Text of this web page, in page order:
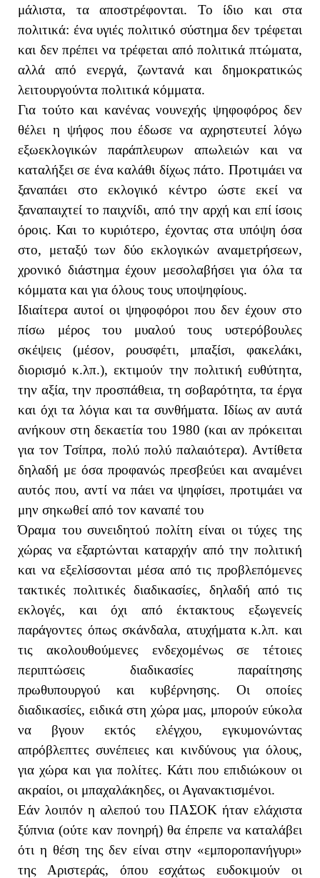
μάλιστα, τα αποστρέφονται. Το ίδιο και στα
πολιτικά: ένα υγιές πολιτικό σύστημα δεν τρέφεται
και δεν πρέπει να τρέφεται από πολιτικά πτώματα,
αλλά από ενεργά, ζωντανά και δημοκρατικώς
λειτουργούντα πολιτικά κόμματα.
Για τούτο και κανένας νουνεχής ψηφοφόρος δεν
θέλει η ψήφος που έδωσε να αχρηστευτεί λόγω
εξωεκλογικών παράπλευρων απωλειών και να
καταλήξει σε ένα καλάθι δίχως πάτο. Προτιμάει να
ξαναπάει στο εκλογικό κέντρο ώστε εκεί να
ξαναπαιχτεί το παιχνίδι, από την αρχή και επί ίσοις
όροις. Και το κυριότερο, έχοντας στα υπόψη όσα
στο, μεταξύ των δύο εκλογικών αναμετρήσεων,
χρονικό διάστημα έχουν μεσολαβήσει για όλα τα
κόμματα και για όλους τους υποψηφίους.
Ιδιαίτερα αυτοί οι ψηφοφόροι που δεν έχουν στο
πίσω μέρος του μυαλού τους υστερόβουλες
σκέψεις (μέσον, ρουσφέτι, μπαξίσι, φακελάκι,
διορισμό κ.λπ.), εκτιμούν την πολιτική ευθύτητα,
την αξία, την προσπάθεια, τη σοβαρότητα, τα έργα
και όχι τα λόγια και τα συνθήματα. Ιδίως αν αυτά
ανήκουν στη δεκαετία του 1980 (και αν πρόκειται
για τον Τσίπρα, πολύ πολύ παλαιότερα). Αντίθετα
δηλαδή με όσα προφανώς πρεσβεύει και αναμένει
αυτός που, αντί να πάει να ψηφίσει, προτιμάει να
μην σηκωθεί από τον καναπέ του
Όραμα του συνειδητού πολίτη είναι οι τύχες της
χώρας να εξαρτώνται καταρχήν από την πολιτική
και να εξελίσσονται μέσα από τις προβλεπόμενες
τακτικές πολιτικές διαδικασίες, δηλαδή από τις
εκλογές, και όχι από έκτακτους εξωγενείς
παράγοντες όπως σκάνδαλα, ατυχήματα κ.λπ. και
τις ακολουθούμενες ενδεχομένως σε τέτοιες
περιπτώσεις διαδικασίες παραίτησης
πρωθυπουργού και κυβέρνησης. Οι οποίες
διαδικασίες, ειδικά στη χώρα μας, μπορούν εύκολα
να βγουν εκτός ελέγχου, εγκυμονώντας
απρόβλεπτες συνέπειες και κινδύνους για όλους,
για χώρα και για πολίτες. Κάτι που επιδιώκουν οι
ακραίοι, οι μπαχαλάκηδες, οι Αγανακτισμένοι.
Εάν λοιπόν η αλεπού του ΠΑΣΟΚ ήταν ελάχιστα
ξύπνια (ούτε καν πονηρή) θα έπρεπε να καταλάβει
ότι η θέση της δεν είναι στην «εμποροπανήγυρι»
της Αριστεράς, όπου εσχάτως ευδοκιμούν οι